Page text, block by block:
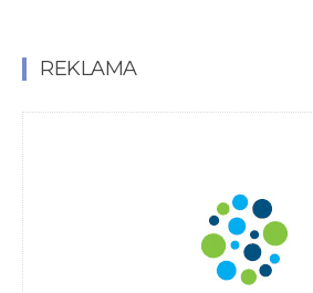
REKLAMA